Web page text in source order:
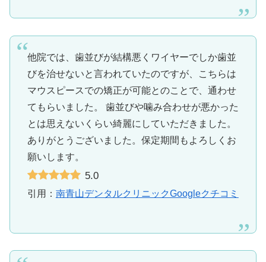
他院では、歯並びが結構悪くワイヤーでしか歯並
びを治せないと言われていたのですが、こちらは
マウスピースでの矯正が可能とのことで、通わせ
てもらいました。 歯並びや噛み合わせが悪かった
とは思えないくらい綺麗にしていただきました。
ありがとうございました。保定期間もよろしくお
願いします。
5.0
引用： 南青山デンタルクリニックGoogleクチコミ